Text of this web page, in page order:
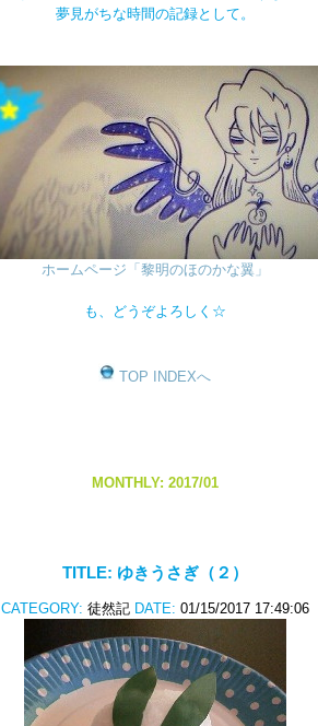
夢見がちな時間の記録として。
ホームページ「黎明のほのかな翼」
も、どうぞよろしく☆
TOP INDEXへ
MONTHLY: 2017/01
TITLE: ゆきうさぎ（２）
CATEGORY: 徒然記 DATE: 01/15/2017 17:49:06